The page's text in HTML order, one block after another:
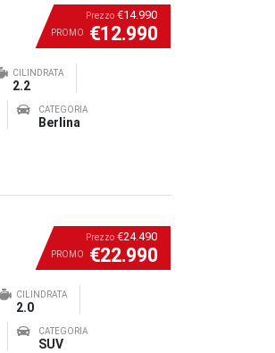
Prezzo €14.990
PROMO €12.990
CILINDRATA
2.2
CATEGORIA
Berlina
Prezzo €24.490
PROMO €22.990
CILINDRATA
2.0
CATEGORIA
SUV